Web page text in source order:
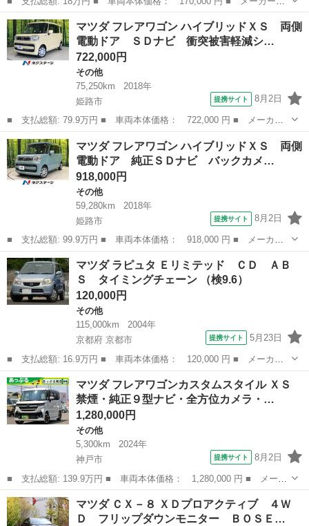
名： マツダ ■ 車種名： ＡＺワゴン ■ グレード名： ＸＳスペ
シャル 禁煙フルエアロＡＷスマートキー２本エンジンオイルエレメ
ントＬＬＣブレー...
兵庫 伊丹市 AZ-ワゴン
マツダ フレアワゴン ハイブリッドＸＳ 両側
電動ドア ＳＤナビ 衝突被害軽減シ…
722,000円
その他
75,250km
2018年
姫路市
提携サイト 8月2日
■ 支払総額: 79.9万円 ■ 車両本体価格： 722,000 円 ■ メーカー
名： マツダ ■ 車種名： フレアワゴン ■ グレード名： ハイブ
リッドＸＳ 両側電動ドア ＳＤナビ 衝突被害軽減システム 禁煙
車 シートヒ...
兵庫 姫路市 その他
マツダ フレアワゴン ハイブリッドＸＳ 両側
電動ドア 純正ＳＤナビ バックカメ…
918,000円
その他
59,280km
2018年
姫路市
提携サイト 8月2日
■ 支払総額: 99.9万円 ■ 車両本体価格： 918,000 円 ■ メーカー
名： マツダ ■ 車種名： フレアワゴン ■ グレード名： ハイブ
リッドＸＳ 両側電動ドア 純正ＳＤナビ バックカメラ 衝突被害
軽減システム...
兵庫 姫路市 その他
マツダ ラピュタ Ｅリミテッド ＣＤ ＡＢ
Ｓ タイミングチェーン （検9.6）
120,000円
その他
115,000km
2004年
京都府 京都市
提携サイト 5月23日
■ 支払総額: 16.9万円 ■ 車両本体価格： 120,000 円 ■ メーカー
名： マツダ ■ 車種名： ラピュタ ■ グレード名： Ｅリミテッ
ド ＣＤ ＡＢＳ タイミングチェーン ■ 排気量： 660cc ■ ドア
枚...
京都 京都市 その他
マツダ フレアワゴンカスタムスタイル ＸＳ
禁煙・純正９型ナビ・全方位カメラ・…
1,280,000円
その他
5,300km
2024年
神戸市
提携サイト 8月2日
■ 支払総額: 139.9万円 ■ 車両本体価格： 1,280,000 円 ■ メーカ
ー名： マツダ ■ 車種名： フレアワゴンカスタムスタイル ■ グ
レード名： ＸＳ 禁煙・純正９型ナビ・全方位カメラ・ドラレコ・
ＥＴＣ・...
兵庫 神戸市 その他
マツダ ＣＸ－８ ＸＤプロアクティブ ４Ｗ
Ｄ フリップダウンモニター ＢＯＳＥ…